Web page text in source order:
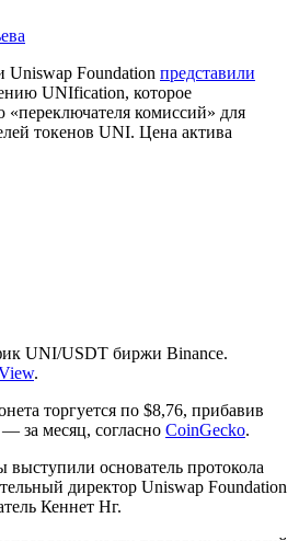
Foundation представили
UNIfication, которое
«переключателя комиссий» для
токенов UNI. Цена актива
UNI/USDT биржи Binance.
.
торгуется по $8,76, прибавив
за месяц, согласно CoinGecko.
основатель протокола
директор Uniswap Foundation
Кеннет Нг.